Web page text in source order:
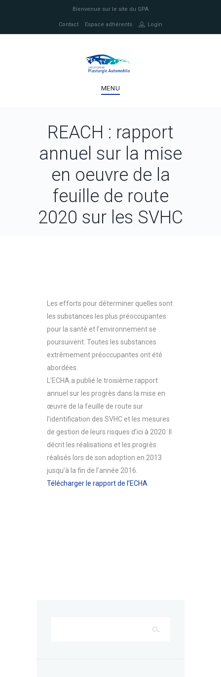
Bienvenue sur le site du GPA
Contact Espace adhérents Login
MENU
REACH : rapport
annuel sur la mise
en oeuvre de la
feuille de route
2020 sur les SVHC
Les efforts pour déterminer quelles sont
les substances les plus préoccupantes
pour la santé et l’environnement se
poursuivent. Toutes les substances
extrêmement préoccupantes ont été
abordées.
L’ECHA a publié le troisième rapport
annuel sur les progrès dans la mise en
œuvre de la feuille de route sur
l’identification des SVHC et les mesures
de gestion de leurs risques d’ici à 2020. Il
décrit les réalisations et les progrès
réalisés lors de son adoption en 2013
jusqu’à la fin de l’année 2016.
Télécharger le rapport de l’ECHA